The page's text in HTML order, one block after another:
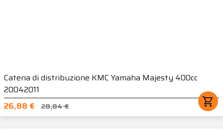
Catena di distribuzione KMC Yamaha Majesty 400cc
20042011
26,88 €
28,84 € shopping_cart